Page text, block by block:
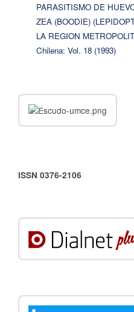
PARASITISMO DE
ZEA (BOODIE)
LA REGION
Chilena: Vol. 18 (1993)
ISSN 0376-2106